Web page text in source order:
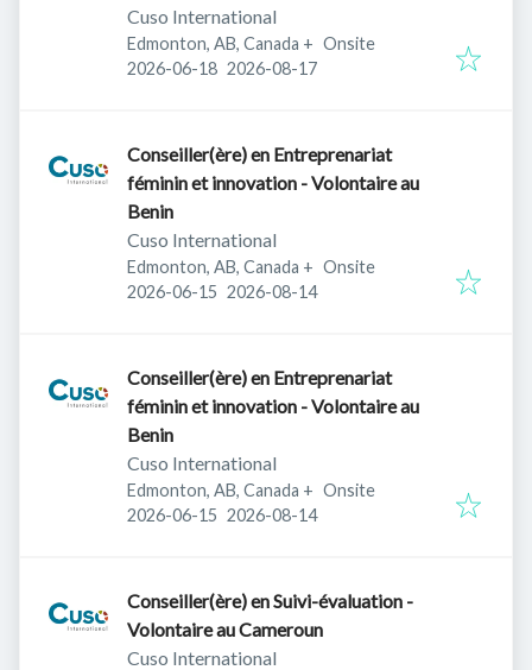
Cuso International
Edmonton, AB, Canada + Onsite
Published:
2026-06-18 Expires:
2026-08-17
Conseiller(ère) en Entreprenariat
féminin et innovation - Volontaire au
Benin
Cuso International
Edmonton, AB, Canada + Onsite
Published:
2026-06-15 Expires:
2026-08-14
Conseiller(ère) en Entreprenariat
féminin et innovation - Volontaire au
Benin
Cuso International
Edmonton, AB, Canada + Onsite
Published:
2026-06-15 Expires:
2026-08-14
Conseiller(ère) en Suivi-évaluation -
Volontaire au Cameroun
Cuso International